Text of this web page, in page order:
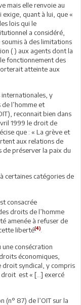
mais elle renvoie au
quant à lui, que «
lois qui le
a considéré,
à des limitations
( ) aux agents dont la
fonctionnement des
atteinte aux
internationales, y
l’homme et
reconnait bien dans
1999 le droit de
que : « La grève et
aux relations de
préserver la paix du
certaines catégories de
consacrée
droits de l’homme
amenée à refuser de
liberté(4)
consécration
économiques,
droit syndical, y compris
est « [...] exercé
87) de l’OIT sur la